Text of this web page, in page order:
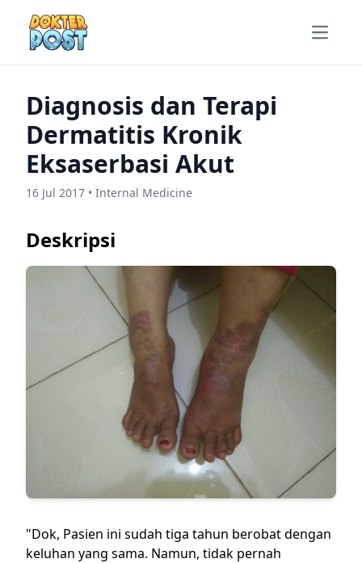
Open
Diagnosis dan Terapi
Dermatitis Kronik
Eksaserbasi Akut
16 Jul 2017 • Internal Medicine
Deskripsi
"Dok, Pasien ini sudah tiga tahun berobat dengan
keluhan yang sama. Namun, tidak pernah